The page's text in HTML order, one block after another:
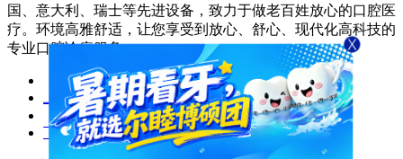
国、意大利、瑞士等先进设备，致力于做老百姓放心的口腔医
疗。环境高雅舒适，让您享受到放心、舒心、现代化高科技的
专业口腔诊疗服务。
上一篇：洗牙需要到专业口腔医院吗
下一篇：福永知名的牙科医院求推荐